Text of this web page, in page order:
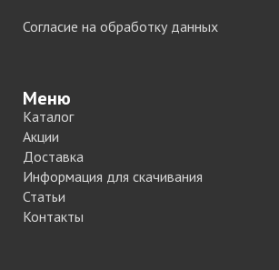
Согласие на обработку данных
Меню
Каталог
Акции
Доставка
Информация для скачивания
Статьи
Контакты